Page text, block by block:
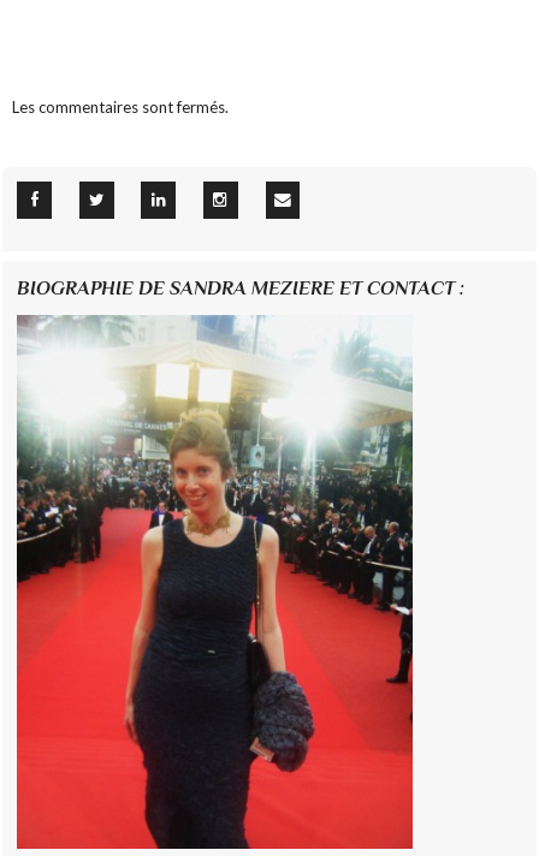
Les commentaires sont fermés.
BIOGRAPHIE DE SANDRA MEZIERE ET CONTACT :